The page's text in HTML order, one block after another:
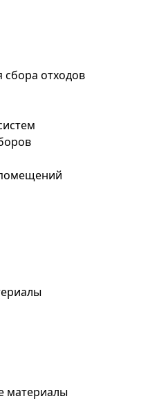
сбора отходов
материалы